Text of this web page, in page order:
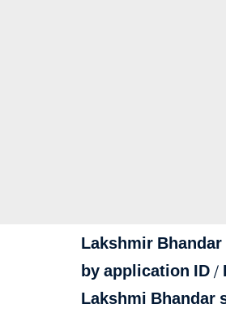
Lakshmir
by application ID /
Lakshmi Bhandar